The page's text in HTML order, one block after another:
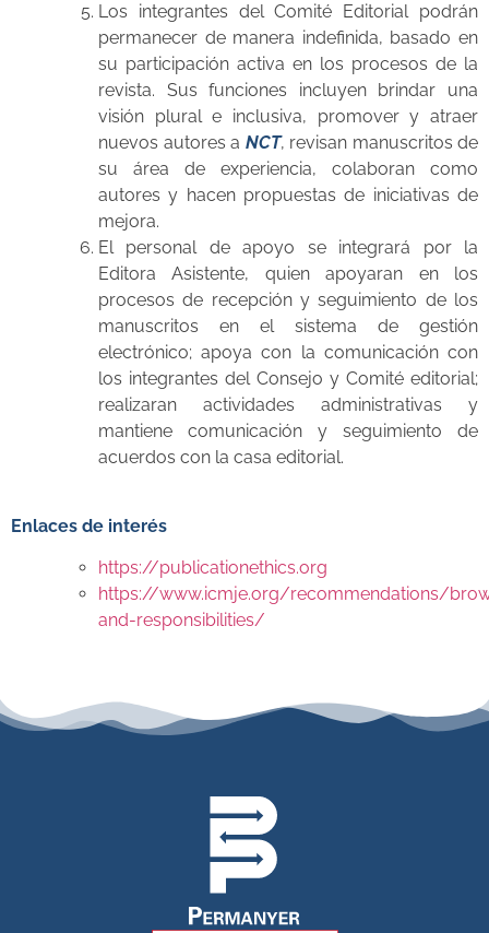
Los integrantes del Comité Editorial podrán
permanecer de manera indefinida, basado en
su participación activa en los procesos de la
revista. Sus funciones incluyen brindar una
visión plural e inclusiva, promover y atraer
nuevos autores a NCT, revisan manuscritos de
su área de experiencia, colaboran como
autores y hacen propuestas de iniciativas de
mejora.
El personal de apoyo se integrará por la
Editora Asistente, quien apoyaran en los
procesos de recepción y seguimiento de los
manuscritos en el sistema de gestión
electrónico; apoya con la comunicación con
los integrantes del Consejo y Comité editorial;
realizaran actividades administrativas y
mantiene comunicación y seguimiento de
acuerdos con la casa editorial.
Enlaces de interés
https://publicationethics.org
https://www.icmje.org/recommendations/
and-responsibilities/